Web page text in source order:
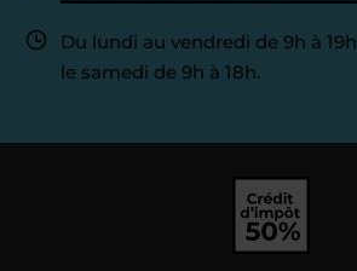
Du lundi au vendredi de 9h à 19h
le samedi de 9h à 18h.